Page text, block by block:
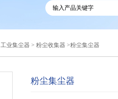
工业集尘器 > 粉尘收集器 >粉尘集尘器
粉尘集尘器